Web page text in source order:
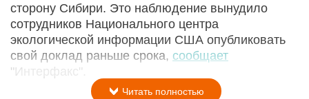
сторону Сибири. Это наблюдение вынудило
сотрудников Национального центра
экологической информации США опубликовать
свой доклад раньше срока, сообщает
"Интерфакс".
Читать полностью